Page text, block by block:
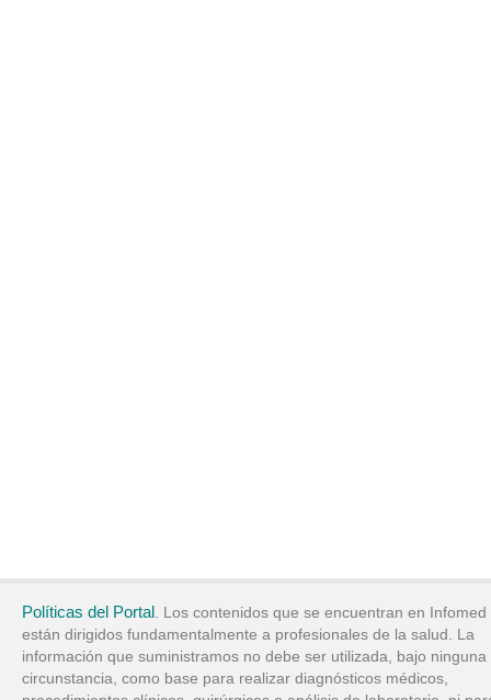
Políticas del Portal. Los contenidos que se encuentran en Infomed
están dirigidos fundamentalmente a profesionales de la salud. La
información que suministramos no debe ser utilizada, bajo ninguna
circunstancia, como base para realizar diagnósticos médicos,